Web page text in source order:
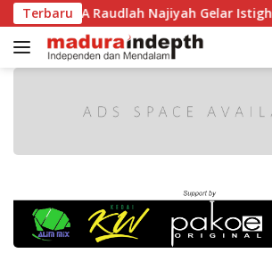
Langsung
ke
konten
Terbaru
RI, MA Raudlah Najiyah Gelar